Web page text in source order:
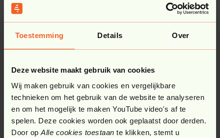
Toestemming Details Over
Deze website maakt gebruik van cookies
Wij maken gebruik van cookies en vergelijkbare
technieken om het gebruik van de website te analyseren
en om het mogelijk te maken YouTube video's af te
spelen. Deze cookies worden ook geplaatst door derden.
Door op Alle cookies toestaan te klikken, stemt u
Ook de nieuwe merkidentiteit werd vertaald naar
herbruikbare digitale componenten. Eén
merkidentiteit en design vormden de basis, met
Zo ontstond consistentie in uitstraling en
precies hetzelfde hoeft te communiceren.
Technisch is het platform ingericht op snelheid,
toegankelijkheid, beveiliging en performance.